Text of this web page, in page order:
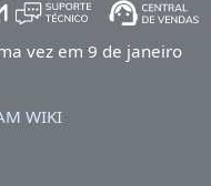
vez em 9 de janeiro
WIKI